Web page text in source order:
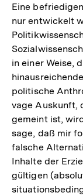
Eine
nur entwickelt
in einer Weise,
politische
vage Auskunft,
gemeint ist,
sage, daß mir
falsche
Inhalte der
gültigen